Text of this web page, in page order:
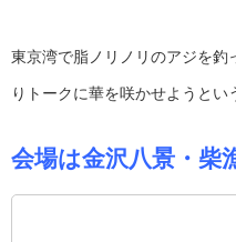
東京湾で脂ノリノリのアジを釣
りトークに華を咲かせようとい
会場は金沢八景・柴